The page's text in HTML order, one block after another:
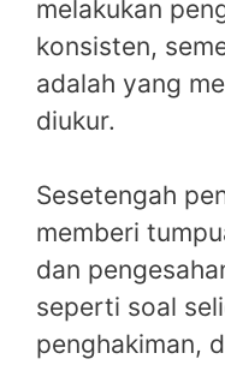
melakukan
konsisten,
adalah yang
diukur.
Sesetengah
memberi
dan
seperti soal
penghakiman,